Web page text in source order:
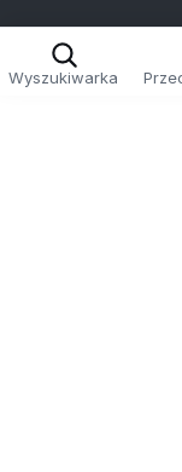
Wyszukiwarka